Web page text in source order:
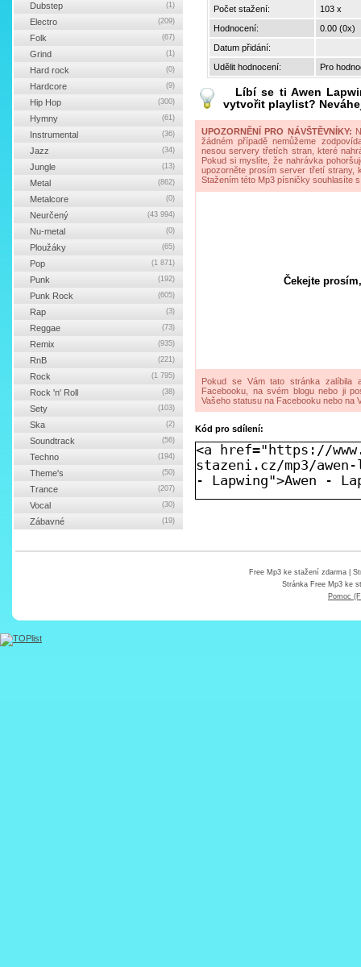
Počet stažení:
103 x
Hodnocení:
0.00 (0x)
Datum přidání:
Udělit hodnocení:
Pro
Líbí se ti Awen
vytvořit playlist?
UPOZORNĚNÍ PRO NÁVŠTĚVNÍKY:
žádném případě nemůžeme
nesou servery třetích stran, které
Pokud si myslíte, že nahrávka
upozorněte prosím server třetí strany,
Stažením této Mp3 písničky souhlasíte
Čekejte
Pokud se Vám tato stránka zalíbila
Facebooku, na svém blogu nebo ji
Vašeho statusu na Facebooku nebo na
Kód pro sdílení:
Dubstep (1)
Electro (209)
Folk (67)
Grind (1)
Hard rock (0)
Hardcore (9)
Hip Hop (300)
Hymny (61)
Instrumental (36)
Jazz (34)
Jungle (13)
Metal (862)
Metalcore (0)
Neurčený (43 994)
Nu-metal (0)
Ploužáky (65)
Pop (1 871)
Punk (192)
Punk Rock (605)
Rap (3)
Reggae (73)
Remix (935)
RnB (221)
Rock (1 795)
Rock 'n' Roll (38)
Sety (103)
Ska (2)
Soundtrack (56)
Techno (194)
Theme's (50)
Trance (207)
Vocal (30)
Zábavné (19)
Free Mp3 ke stažení zdarma|
Stránka Free Mp3 ke
Pomoc